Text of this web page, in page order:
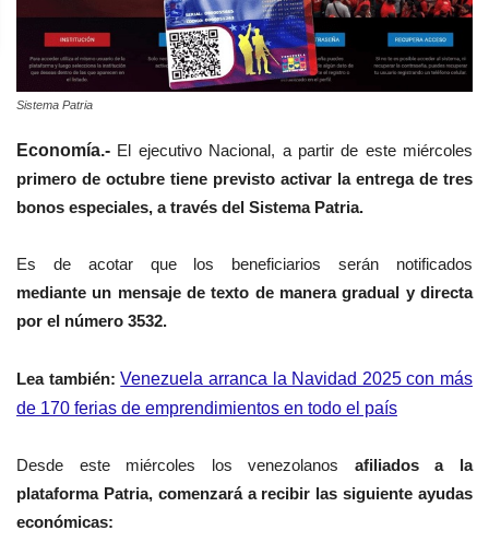
Sistema Patria
Economía.- El ejecutivo Nacional, a partir de este miércoles
primero de octubre tiene previsto activar la entrega de tres
bonos especiales, a través del Sistema Patria.
Es de acotar que los beneficiarios serán notificados
mediante un mensaje de texto de manera gradual y directa
por el número 3532.
Lea también:Venezuela arranca la Navidad 2025 con más
de 170 ferias de emprendimientos en todo el país
Desde este miércoles los venezolanos afiliados a la
plataforma Patria, comenzará a recibir las siguiente ayudas
económicas: